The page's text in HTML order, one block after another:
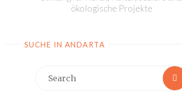
ökologische Projekte
SUCHE IN ANDARTA